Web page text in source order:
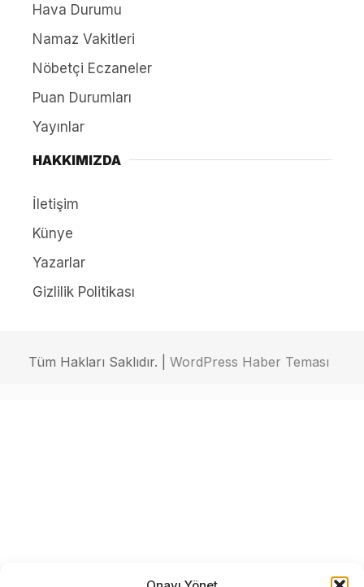
Hava Durumu
Namaz Vakitleri
Nöbetçi Eczaneler
Puan Durumları
Yayınlar
HAKKIMIZDA
İletişim
Künye
Yazarlar
Gizlilik Politikası
Tüm Hakları Saklıdır. | WordPress Haber Teması